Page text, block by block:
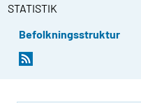
STATISTIK
Befolkningsstruktur